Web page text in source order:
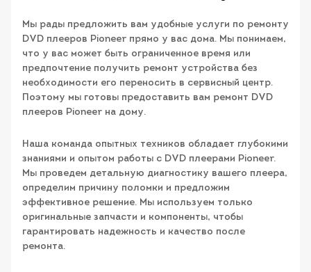
Мы рады предложить вам удобные услуги по ремонту
DVD плееров Pioneer прямо у вас дома. Мы понимаем,
что у вас может быть ограниченное время или
предпочтение получить ремонт устройства без
необходимости его переносить в сервисный центр.
Поэтому мы готовы предоставить вам ремонт DVD
плееров Pioneer на дому.
Наша команда опытных техников обладает глубокими
знаниями и опытом работы с DVD плеерами Pioneer.
Мы проведем детальную диагностику вашего плеера,
определим причину поломки и предложим
эффективное решение. Мы используем только
оригинальные запчасти и компоненты, чтобы
гарантировать надежность и качество после
ремонта.